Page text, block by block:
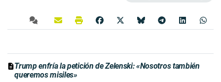
Trump enfría la petición de Zelenski: «Nosotros también
queremos misiles»